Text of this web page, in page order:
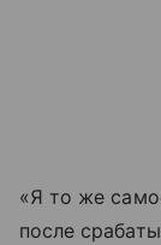
«Я то же
после